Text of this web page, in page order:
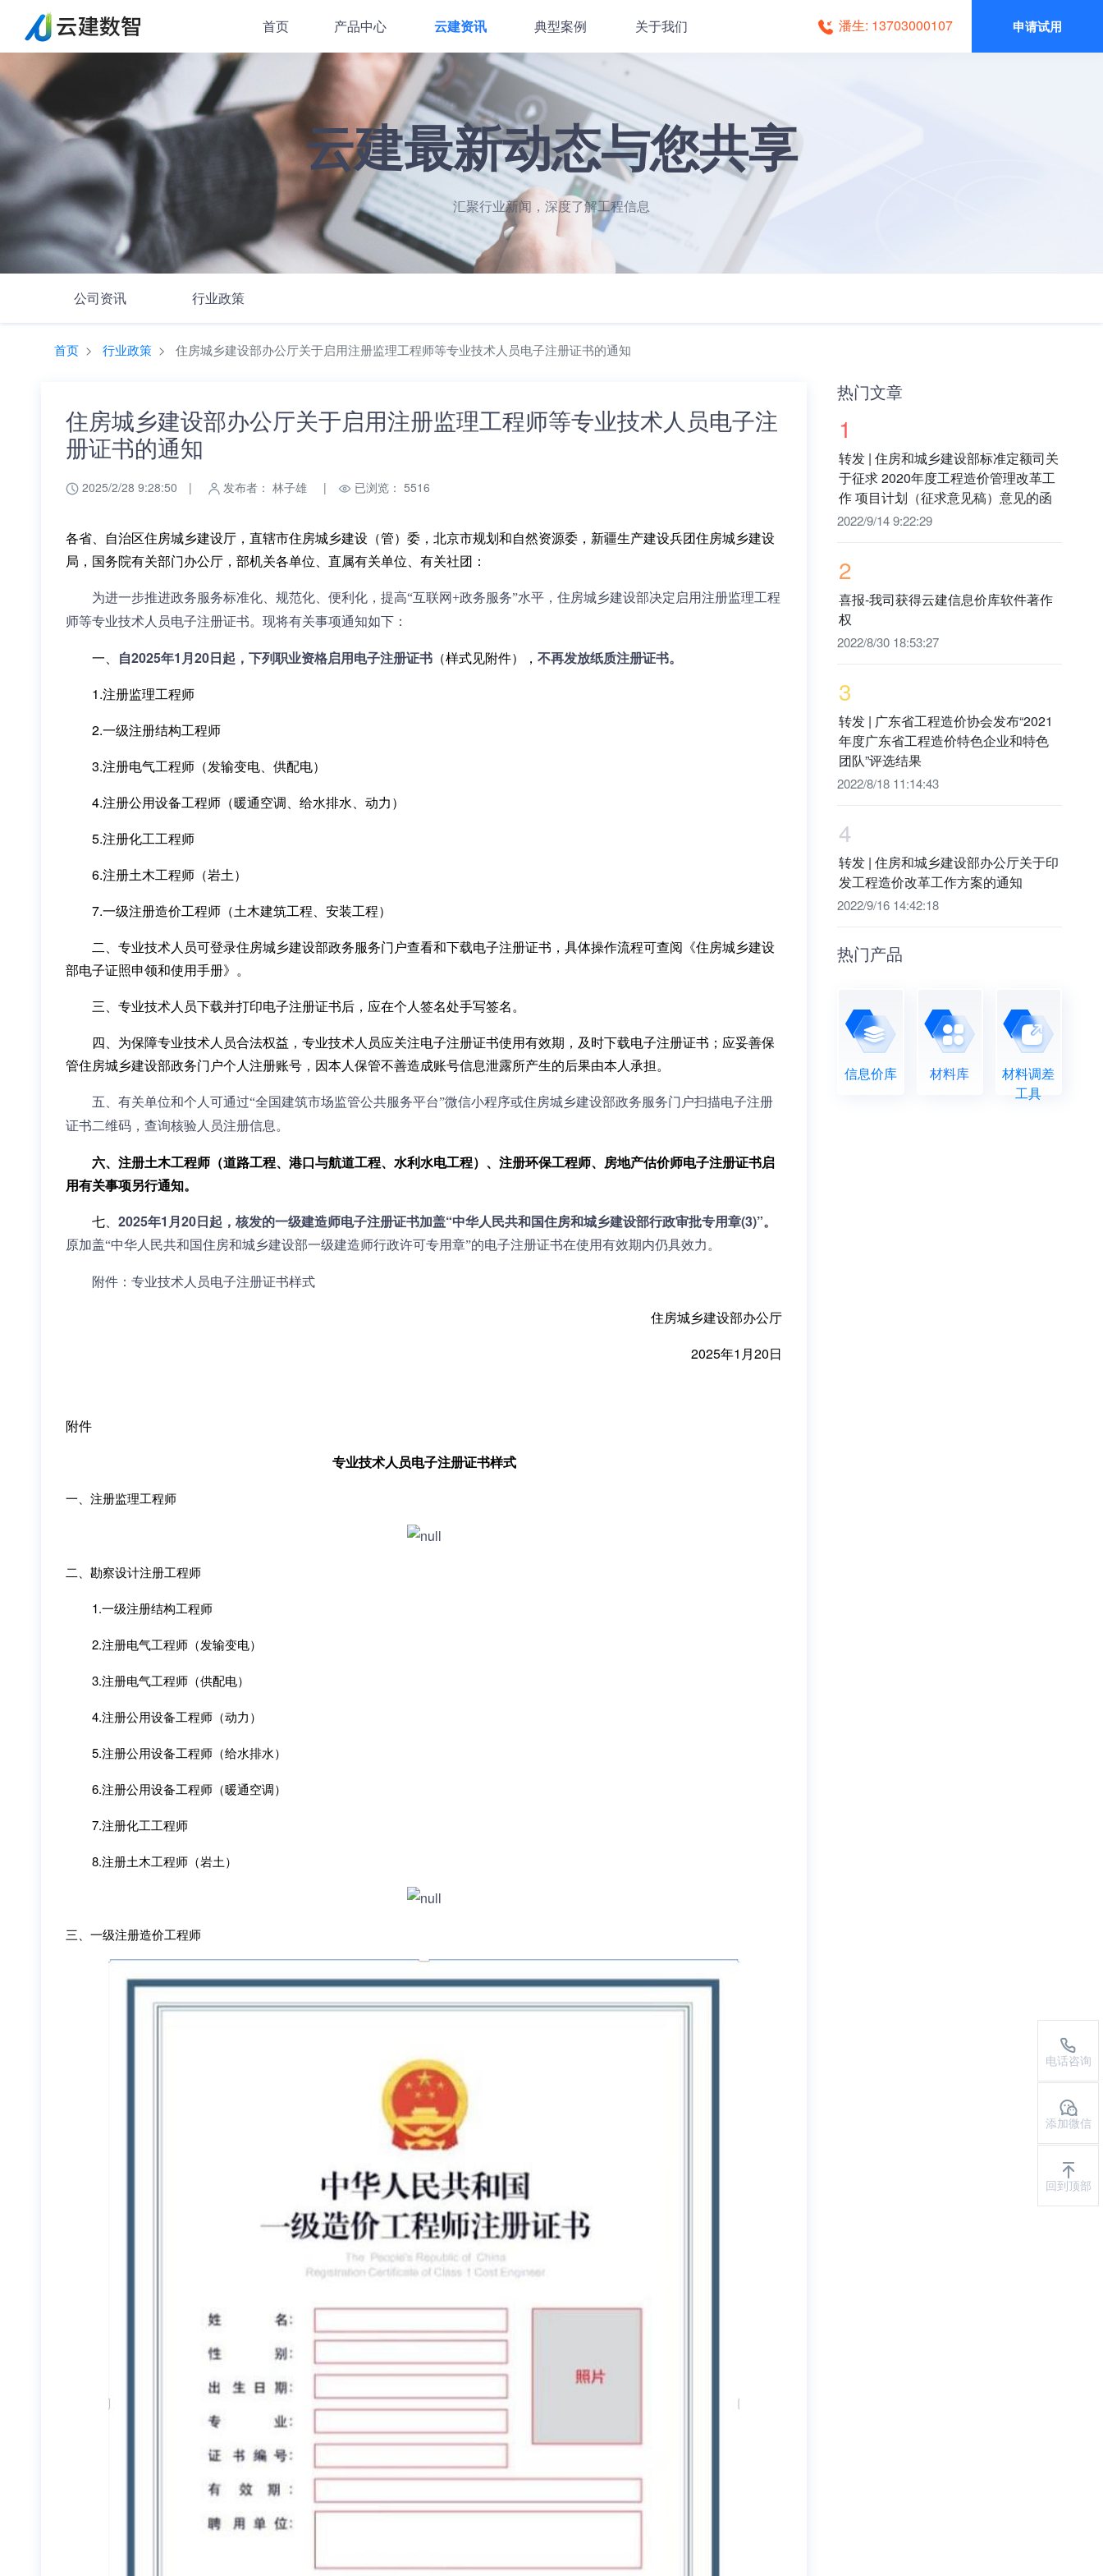
首页 产品中心 云建资讯 典型案例 关于我们 潘生: 13703000107 申请试用
云建最新动态与您共享
汇聚行业新闻，深度了解工程信息
公司资讯 行业政策
首页 行业政策 住房城乡建设部办公厅关于启用注册监理工程师等专业技术人员电子注册证书的通知
住房城乡建设部办公厅关于启用注册监理工程师等专业技术人员电子注
册证书的通知
2025/2/28 9:28:50 | 发布者： 林子雄 | 已浏览： 5516
各省、自治区住房城乡建设厅，直辖市住房城乡建设（管）委，北京市规划和自然资源委，新疆生产建设兵团住房城乡建设
局，国务院有关部门办公厅，部机关各单位、直属有关单位、有关社团：
为进一步推进政务服务标准化、规范化、便利化，提高“互联网+政务服务”水平，住房城乡建设部决定启用注册监理工程
师等专业技术人员电子注册证书。现将有关事项通知如下：
一、 自2025年1月20日起，下列职业资格启用电子注册证书 （样式见附件）， 不再发放纸质注册证书。
1.注册监理工程师
2.一级注册结构工程师
3.注册电气工程师（发输变电、供配电）
4.注册公用设备工程师（暖通空调、给水排水、动力）
5.注册化工工程师
6.注册土木工程师（岩土）
7.一级注册造价工程师（土木建筑工程、安装工程）
二、专业技术人员可登录住房城乡建设部政务服务门户查看和下载电子注册证书，具体操作流程可查阅《住房城乡建设
部电子证照申领和使用手册》。
三、专业技术人员下载并打印电子注册证书后，应在个人签名处手写签名。
四、为保障专业技术人员合法权益，专业技术人员应关注电子注册证书使用有效期，及时下载电子注册证书；应妥善保
管住房城乡建设部政务门户个人注册账号，因本人保管不善造成账号信息泄露所产生的后果由本人承担。
五、有关单位和个人可通过“全国建筑市场监管公共服务平台”微信小程序或住房城乡建设部政务服务门户扫描电子注册
证书二维码，查询核验人员注册信息。
六、注册土木工程师（道路工程、港口与航道工程、水利水电工程）、注册环保工程师、房地产估价师电子注册证书启
用有关事项另行通知。
七、 2025年1月20日起，核发的一级建造师电子注册证书加盖“中华人民共和国住房和城乡建设部行政审批专用章(3)”。
原加盖“中华人民共和国住房和城乡建设部一级建造师行政许可专用章”的电子注册证书在使用有效期内仍具效力。
附件：专业技术人员电子注册证书样式
住房城乡建设部办公厅
2025年1月20日
附件
专业技术人员电子注册证书样式
一、注册监理工程师
二、勘察设计注册工程师
1.一级注册结构工程师
2.注册电气工程师（发输变电）
3.注册电气工程师（供配电）
4.注册公用设备工程师（动力）
5.注册公用设备工程师（给水排水）
6.注册公用设备工程师（暖通空调）
7.注册化工工程师
8.注册土木工程师（岩土）
三、一级注册造价工程师
热门文章
1
转发 | 住房和城乡建设部标准定额司关
于征求 2020年度工程造价管理改革工
作 项目计划（征求意见稿）意见的函
2022/9/14 9:22:29
2
喜报-我司获得云建信息价库软件著作
权
2022/8/30 18:53:27
3
转发 | 广东省工程造价协会发布“2021
年度广东省工程造价特色企业和特色
团队”评选结果
2022/8/18 11:14:43
4
转发 | 住房和城乡建设部办公厅关于印
发工程造价改革工作方案的通知
2022/9/16 14:42:18
热门产品
信息价库 材料库
材料调差
工具
电话咨询
添加微信
回到顶部